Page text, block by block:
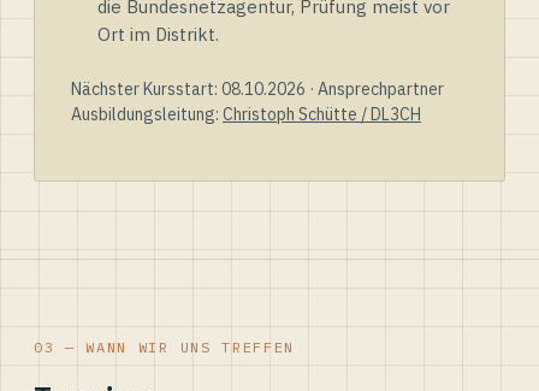
die Bundesnetzagentur, Prüfung meist vor
Ort im Distrikt.
Nächster Kursstart: 08.10.2026 · Ansprechpartner
Ausbildungsleitung: Christoph Schütte / DL3CH
03 — WANN WIR UNS TREFFEN